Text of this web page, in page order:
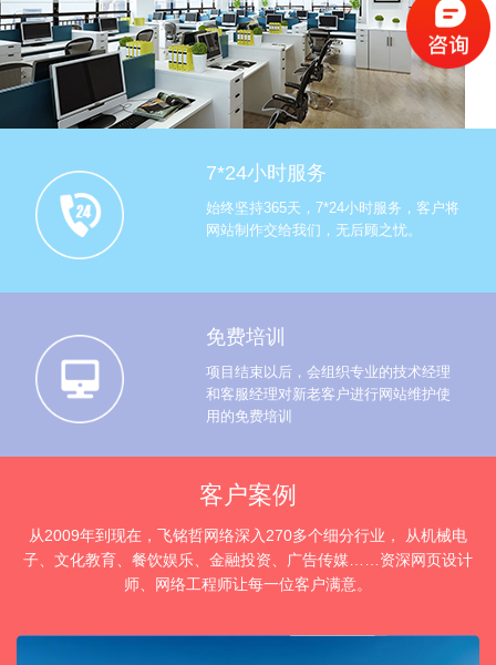
7*24小时服务
始终坚持365天，7*24小时服务，客户将
网站制作交给我们，无后顾之忧。
免费培训
项目结束以后，会组织专业的技术经理
和客服经理对新老客户进行网站维护使
用的免费培训
客户案例
从2009年到现在，飞铭哲网络深入270多个细分行业， 从机械电
子、文化教育、餐饮娱乐、金融投资、广告传媒……资深网页设计
师、网络工程师让每一位客户满意。